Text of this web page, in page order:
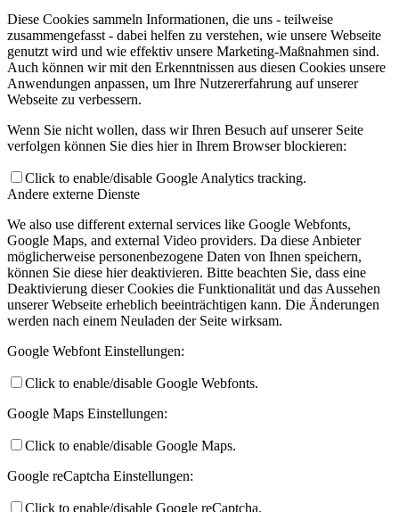
Diese Cookies sammeln Informationen, die uns - teilweise
zusammengefasst - dabei helfen zu verstehen, wie unsere Webseite
genutzt wird und wie effektiv unsere Marketing-Maßnahmen sind.
Auch können wir mit den Erkenntnissen aus diesen Cookies unsere
Anwendungen anpassen, um Ihre Nutzererfahrung auf unserer
Webseite zu verbessern.
Wenn Sie nicht wollen, dass wir Ihren Besuch auf unserer Seite
verfolgen können Sie dies hier in Ihrem Browser blockieren:
Click to enable/disable Google Analytics tracking.
Andere externe Dienste
We also use different external services like Google Webfonts,
Google Maps, and external Video providers. Da diese Anbieter
möglicherweise personenbezogene Daten von Ihnen speichern,
können Sie diese hier deaktivieren. Bitte beachten Sie, dass eine
Deaktivierung dieser Cookies die Funktionalität und das Aussehen
unserer Webseite erheblich beeinträchtigen kann. Die Änderungen
werden nach einem Neuladen der Seite wirksam.
Google Webfont Einstellungen:
Click to enable/disable Google Webfonts.
Google Maps Einstellungen:
Click to enable/disable Google Maps.
Google reCaptcha Einstellungen:
Click to enable/disable Google reCaptcha.